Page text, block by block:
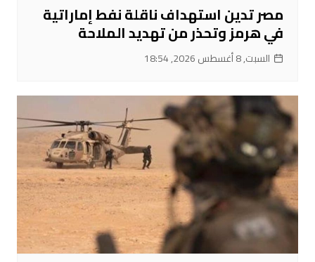
مصر تدين استهداف ناقلة نفط إماراتية
في هرمز وتحذر من تهديد الملاحة
السبت, 8 أغسطس 2026, 18:54